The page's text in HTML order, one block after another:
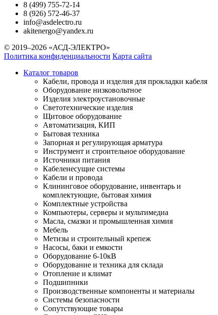
8 (499) 755-72-14
8 (926) 572-46-37
info@asdelectro.ru
akitenergo@yandex.ru
© 2019–2026 «АСД-ЭЛЕКТРО»
Политика конфиденциальности Карта сайта
Каталог товаров
Кабели, провода и изделия для прокладки кабеля
Оборудование низковольтное
Изделия электроустановочные
Светотехнические изделия
Щитовое оборудование
Автоматизация, КИП
Бытовая техника
Запорная и регулирующая арматура
Инструмент и строительное оборудование
Источники питания
Кабеленесущие системы
Кабели и провода
Клининговое оборудование, инвентарь и
комплектующие, бытовая химия
Комплектные устройства
Компьютеры, серверы и мультимедиа
Масла, смазки и промышленная химия
Мебель
Метизы и строительный крепеж
Насосы, баки и емкости
Оборудование 6-10кВ
Оборудование и техника для склада
Отопление и климат
Подшипники
Производственные компоненты и материалы
Системы безопасности
Сопутствующие товары